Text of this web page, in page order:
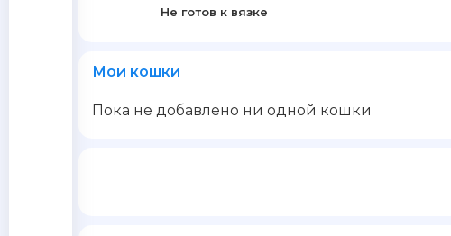
Не готов к вязке
Мои кошки
Пока не добавлено ни одной кошки